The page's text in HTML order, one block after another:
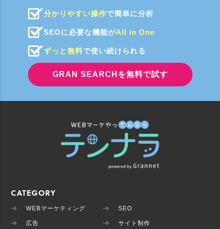
分かりやすい操作で簡単に分析
SEOに必要な機能がAll in One
ずっと無料で使い続けられる
GRAN SEARCHを無料で試す
CATEGORY
WEBマーケティング SEO
広告 サイト制作